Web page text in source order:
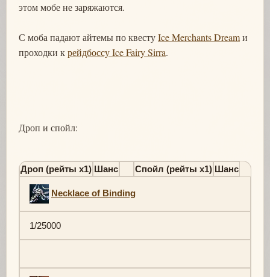
этом мобе не заряжаются.
С моба падают айтемы по квестуIce Merchants Dreamи
проходки крейдбоссу Ice Fairy Sirra.
Дроп и спойл:
Дроп (рейты х1) Шанс Спойл (рейты х1) Шанс
Necklace of Binding
1/25000